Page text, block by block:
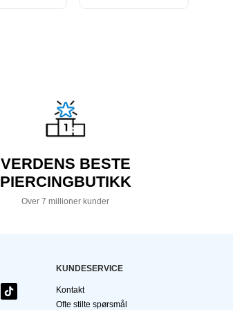
VERDENS BESTE
PIERCINGBUTIKK
Over 7 millioner kunder
KUNDESERVICE
Kontakt
Ofte stilte spørsmål